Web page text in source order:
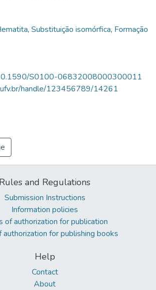
, Substituição isomórfica, Formação
S0100-06832008000300011
handle/123456789/14261
Rules and Regulations
Submission Instructions
Information policies
of authorization for publication
authorization for publishing books
Help
Contact
About